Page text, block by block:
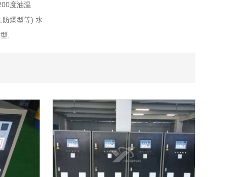
度油温
爆型等).水
.